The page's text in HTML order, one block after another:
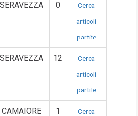
SERAVEZZA 0
Cerca
articoli
partite
SERAVEZZA 12
Cerca
articoli
partite
CAMAIORE 1
Cerca